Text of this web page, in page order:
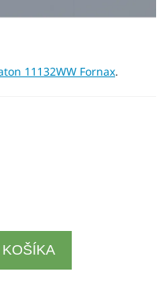
11132WW Fornax.